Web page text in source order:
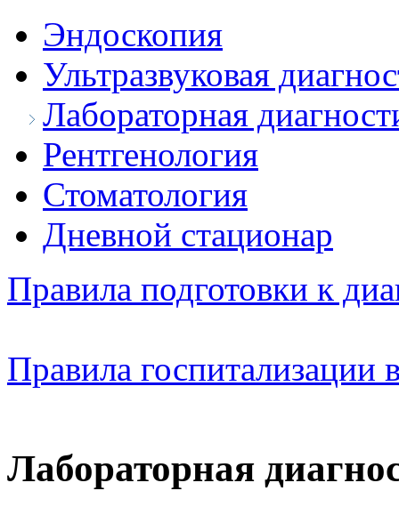
Эндоскопия
Ультразвуковая
Лабораторная
Рентгенология
Стоматология
Дневной стационар
Правила подготовки к
Правила госпитализации
Лабораторная